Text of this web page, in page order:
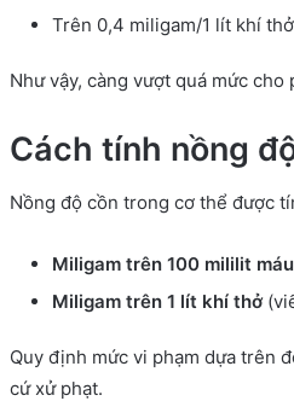
Trên 0,4 miligam/1 lít khí
Như vậy, càng vượt quá mức
Cách tính nồng
Nồng độ cồn trong cơ thể được
Miligam trên 100 mililit máu
Miligam trên 1 lít khí thở
Quy định mức vi phạm dựa trên
cứ xử phạt.